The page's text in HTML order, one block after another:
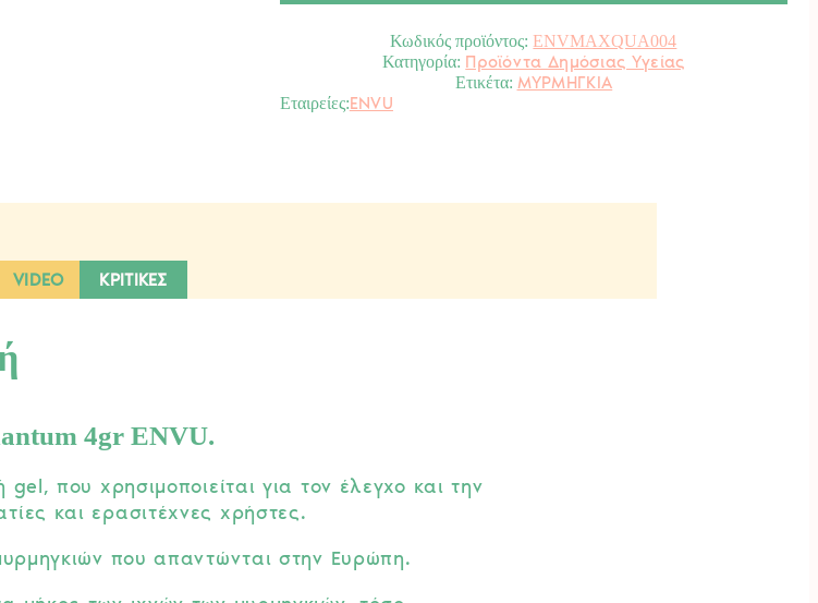
ENVU.
Κωδικός προϊόντος: ENVMAXQUA004
Κατηγορία: Προϊόντα Δημόσιας Υγείας
Ετικέτα: ΜΥΡΜΗΓΚΙΑ
ENVU
VIDEO ΚΡΙΤΙΚΕΣ
4gr ENVU.
που χρησιμοποιείται για τον έλεγχο και την
και ερασιτέχνες χρήστες.
που απαντώνται στην Ευρώπη.